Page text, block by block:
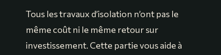
Tous les travaux d’isolation n’ont pas le
même coût ni le même retour sur
investissement. Cette partie vous aide à